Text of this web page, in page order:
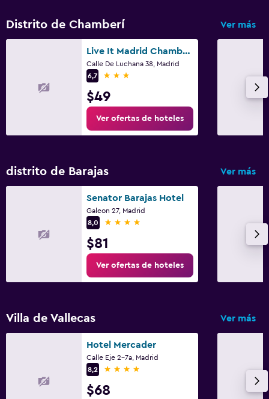
Distrito de Chamberí Ver más
Live It Madrid Chamberi
Calle De Luchana 38, Madrid
6,7
3 estrellas
$49
Ver ofertas de hoteles
distrito de Barajas Ver más
Senator Barajas Hotel
Galeon 27, Madrid
8,0
4 estrellas
$81
Ver ofertas de hoteles
Villa de Vallecas Ver más
Hotel Mercader
Calle Eje 2-7a, Madrid
8,2
4 estrellas
$68